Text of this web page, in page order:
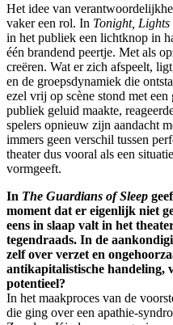
Het idee van
vaker een rol. In Tonight,
in het publiek een lichtknop in
één brandend peertje. Met als
creëren. Wat er zich afspeelt,
en de groepsdynamiek die
ezel vrij op scène stond met
publiek geluid maakte,
spelers opnieuw zijn aandacht
immers geen verschil tussen
theater dus vooral als een
vormgeeft.
In The Guardians of Sleep
moment dat er eigenlijk niet
eens in slaap valt in het
tegendraads. In de
zelf over verzet en
antikapitalistische handeling,
potentieel?
In het maakproces van de
die ging over een apathie-